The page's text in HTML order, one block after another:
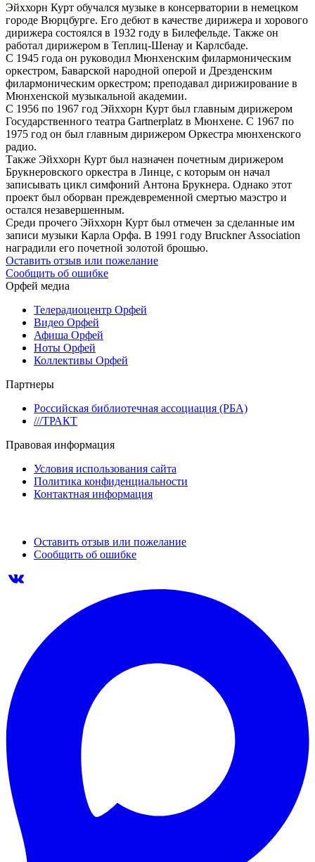
Эйххорн Курт обучался музыке в консерватории в немецком
городе Вюрцбурге. Его дебют в качестве дирижера и хорового
дирижера состоялся в 1932 году в Билефельде. Также он
работал дирижером в Теплиц-Шенау и Карлсбаде.
С 1945 года он руководил Мюнхенским филармоническим
оркестром, Баварской народной оперой и Дрезденским
филармоническим оркестром; преподавал дирижирование в
Мюнхенской музыкальной академии.
С 1956 по 1967 год Эйххорн Курт был главным дирижером
Государственного театра Gartnerplatz в Мюнхене. С 1967 по
1975 год он был главным дирижером Оркестра мюнхенского
радио.
Также Эйххорн Курт был назначен почетным дирижером
Брукнеровского оркестра в Линце, с которым он начал
записывать цикл симфоний Антона Брукнера. Однако этот
проект был оборван преждевременной смертью маэстро и
остался незавершенным.
Среди прочего Эйххорн Курт был отмечен за сделанные им
записи музыки Карла Орфа. В 1991 году Bruckner Association
наградили его почетной золотой брошью.
Оставить отзыв или пожелание
Сообщить об ошибке
Орфей медиа
Телерадиоцентр Орфей
Видео Орфей
Афиша Орфей
Ноты Орфей
Коллективы Орфей
Партнеры
Российская библиотечная ассоциация (РБА)
///ТРАКТ
Правовая информация
Условия использования сайта
Политика конфиденциальности
Контактная информация
Оставить отзыв или пожелание
Сообщить об ошибке